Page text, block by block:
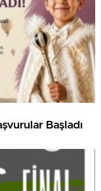
Başladı